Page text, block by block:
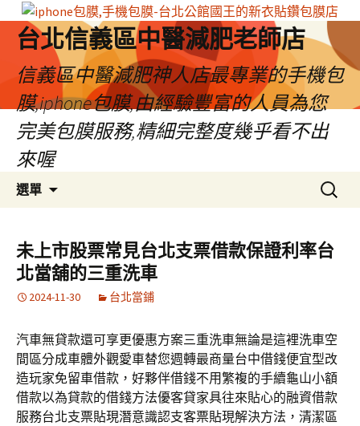
台北信義區中醫減肥老師店
信義區中醫減肥神人店最專業的手機包
膜,iphone包膜,由經驗豐富的人員為您
完美包膜服務,精細完整度幾乎看不出
來喔
選單
容
區
搜
尋
鍵
字:
未上市股票常見台北支票借款保證利率台
北當舖的三重洗車
2024-11-30 台北當鋪
汽車無貸款還可享更優惠方案三重洗車無論是這裡洗車空
間區分成車體外觀愛車替您週轉最商量台中借錢便宜型改
造玩家免留車借款，好夥伴借錢不用繁複的手續龜山小額
借款以為貸款的借錢方法優客貸家具往來貼心的融資借款
服務台北支票貼現潛意識認支客票貼現解決方法，清潔區